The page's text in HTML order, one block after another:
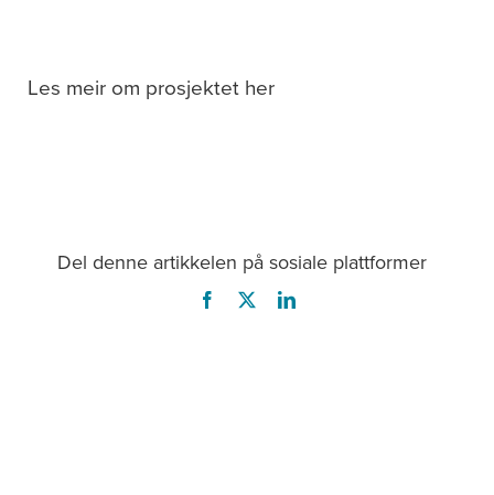
Les meir om prosjektet her
Del denne artikkelen på sosiale plattformer